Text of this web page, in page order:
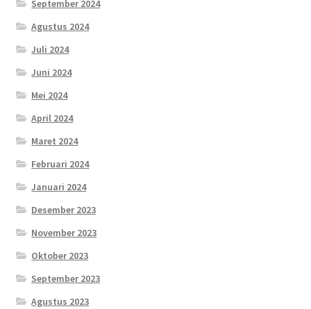
September 2024
Agustus 2024
Juli 2024
Juni 2024
Mei 2024
April 2024
Maret 2024
Februari 2024
Januari 2024
Desember 2023
November 2023
Oktober 2023
September 2023
Agustus 2023